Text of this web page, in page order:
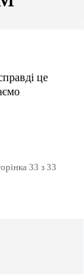
це
33 з 33